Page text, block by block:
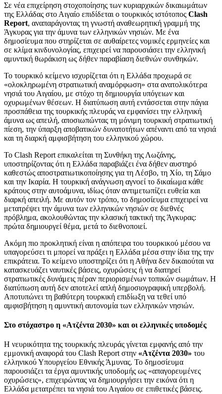
Σε νέα επιχείρηση στοχοποίησης των κυριαρχικών δικαιωμάτων
της Ελλάδας στο Αιγαίο επιδίδεται ο τουρκικός ιστότοπος Clash
Report, αναπαράγοντας τη γνωστή αναθεωρητική γραμμή της
Άγκυρας για την άμυνα των ελληνικών νησιών. Με ένα
δημοσίευμα που στηρίζεται σε αυθαίρετες νομικές ερμηνείες και
σε κλίμα κινδυνολογίας, επιχειρεί να παρουσιάσει την ελληνική
αμυντική θωράκιση ως δήθεν παραβίαση διεθνών συνθηκών.
Το τουρκικό κείμενο ισχυρίζεται ότι η Ελλάδα προχωρά σε
«ολοκληρωμένη στρατιωτική αναμόρφωση» στα ανατολικότερα
νησιά του Αιγαίου, με στόχο τη δημιουργία υπόγειων και
οχυρωμένων θέσεων. Η διατύπωση αυτή εντάσσεται στην πάγια
προσπάθεια της τουρκικής πλευράς να εμφανίσει την ελληνική
άμυνα ως απειλή, αποσιωπώντας τη μόνιμη τουρκική στρατιωτική
πίεση, την ύπαρξη αποβατικών δυνατοτήτων απέναντι από τα νησιά
και τη διαρκή αμφισβήτηση του ελληνικού χώρου.
Το Clash Report επικαλείται τη Συνθήκη της Λωζάνης,
υποστηρίζοντας ότι η Ελλάδα παραβιάζει ένα δήθεν αυστηρό
καθεστώς αποστρατιωτικοποίησης για τη Λέσβο, τη Χίο, τη Σάμο
και την Ικαρία. Η τουρκική ανάγνωση αγνοεί το δικαίωμα κάθε
κράτους στην αυτοάμυνα, ιδίως όταν αντιμετωπίζει ευθεία και
διαρκή απειλή. Με αυτόν τον τρόπο, το δημοσίευμα επιχειρεί να
μετατρέψει την άμυνα των ελληνικών νησιών σε διεθνές
πρόβλημα, ακολουθώντας την κλασική τακτική της Άγκυρας:
πρώτα δημιουργεί θέμα, μετά το διεθνοποιεί.
Ακόμη πιο προκλητική είναι η απόπειρα του τουρκικού μέσου να
υπαγορεύσει τι μπορεί να πράξει η Ελλάδα μέσα στην ίδια της την
επικράτεια. Το κείμενο υποστηρίζει ότι η Αθήνα δεν δικαιούται να
κατασκευάζει ναυτικές βάσεις, οχυρώσεις ή να διατηρεί
στρατιωτικές δυνάμεις πέραν περιορισμένων τοπικών σωμάτων. Η
διατύπωση αυτή δεν αποτελεί απλή δημοσιογραφική υπερβολή.
Αποτυπώνει τη βαθύτερη τουρκική επιδίωξη να τεθεί υπό
αμφισβήτηση η αμυντική αυτονομία των ελληνικών νησιών.
Στο στόχαστρο η «Ατζέντα 2030» και οι ελληνικές υποδομές
Η νευρικότητα της τουρκικής πλευράς γίνεται εμφανής από την
εμμονική αναφορά του Clash Report στην «Ατζέντα 2030» του
ελληνικού Υπουργείου Εθνικής Άμυνας. Το δημοσίευμα
παρουσιάζει τα έργα αμυντικής υποδομής ως «απαγορευμένες
οχυρώσεις», επιχειρώντας να δημιουργήσει την εικόνα ότι η
Ελλάδα μετατρέπει τα νησιά του Αιγαίου σε επιθετικές βάσεις.